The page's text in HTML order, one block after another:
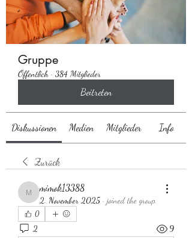
Gruppe
Öffentlich · 384 Mitglieder
Beitreten
Diskussionen Medien Mitglieder Info
Zurück
mimok13388
mimok13388
2. November 2025 · joined the group.
0
2 9